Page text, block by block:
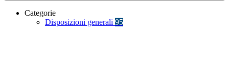
Categorie
Disposizioni generali 95